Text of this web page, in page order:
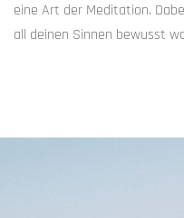
eine Art der Meditation.
all deinen Sinnen bewusst